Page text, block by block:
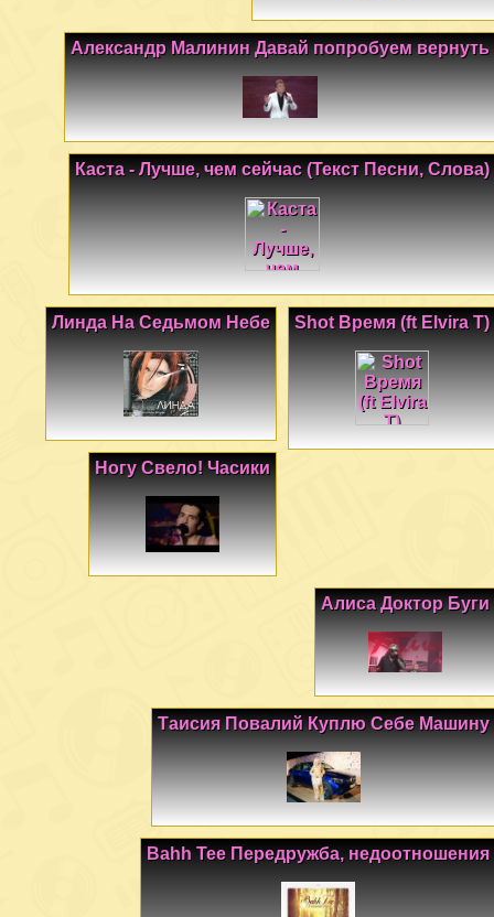
Александр Малинин Давай попробуем вернуть
Каста - Лучше, чем сейчас (Текст Песни, Слова)
Shot Время (ft Elvira T)
Линда На Седьмом Небе
Ногу Свело! Часики
Алиса Доктор Буги
Таисия Повалий Куплю Себе Машину
Bahh Tee Передружба, недоотношения